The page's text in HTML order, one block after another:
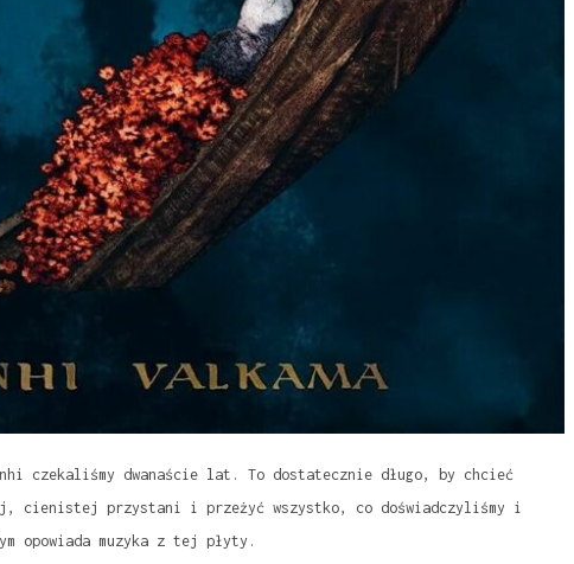
czekaliśmy dwanaście lat. To dostatecznie długo, by chcieć
cienistej przystani i przeżyć wszystko, co doświadczyliśmy i
opowiada muzyka z tej płyty.